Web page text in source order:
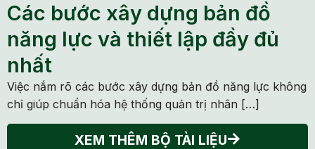
Các bước xây dựng bản đồ
năng lực và thiết lập đầy đủ
nhất
Việc nắm rõ các bước xây dựng bản đồ năng lực không
chỉ giúp chuẩn hóa hệ thống quản trị nhân […]
XEM THÊM BỘ TÀI LIỆU